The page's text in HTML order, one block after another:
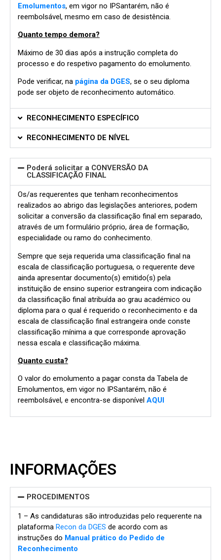
Emolumentos, em vigor no IPSantarém, não é
reembolsável, mesmo em caso de desistência.
Quanto tempo demora?
Máximo de 30 dias após a instrução completa do
processo e do respetivo pagamento do emolumento.
Pode verificar, na página da DGES, se o seu diploma
pode ser objeto de reconhecimento automático.
RECONHECIMENTO ESPECÍFICO
RECONHECIMENTO DE NÍVEL
Poderá solicitar a CONVERSÃO DA
CLASSIFICAÇÃO FINAL
Os/as requerentes que tenham reconhecimentos
realizados ao abrigo das legislações anteriores, podem
solicitar a conversão da classificação final em separado,
através de um formulário próprio, área de formação,
especialidade ou ramo do conhecimento.
Sempre que seja requerida uma classificação final na
escala de classificação portuguesa, o requerente deve
ainda apresentar documento(s) emitido(s) pela
instituição de ensino superior estrangeira com indicação
da classificação final atribuída ao grau académico ou
diploma para o qual é requerido o reconhecimento e da
escala de classificação final estrangeira onde conste
classificação mínima a que corresponde aprovação
nessa escala e classificação máxima.
Quanto custa?
O valor do emolumento a pagar consta da Tabela de
Emolumentos, em vigor no IPSantarém, não é
reembolsável, e encontra-se disponível AQUI
INFORMAÇÕES
PROCEDIMENTOS
1 – As candidaturas são introduzidas pelo requerente na
plataforma Recon da DGES de acordo com as
instruções do Manual prático do Pedido de
Reconhecimento